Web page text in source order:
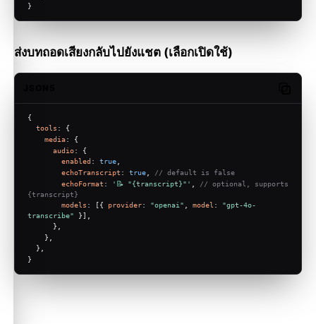
}
ส่งบทถอดเสียงกลับไปยังแชต (เลือกเปิดใช้)
{
tools : {
media: {
audio: {
enabled : true,
echoTranscript : true
// default is false
echoFormat : '📝 "{transcript}"'
// optional, supports
{transcript}
models : [{ provider: "openai" model : "gpt-4o-
transcribe" }],
      },
    },
  },
}